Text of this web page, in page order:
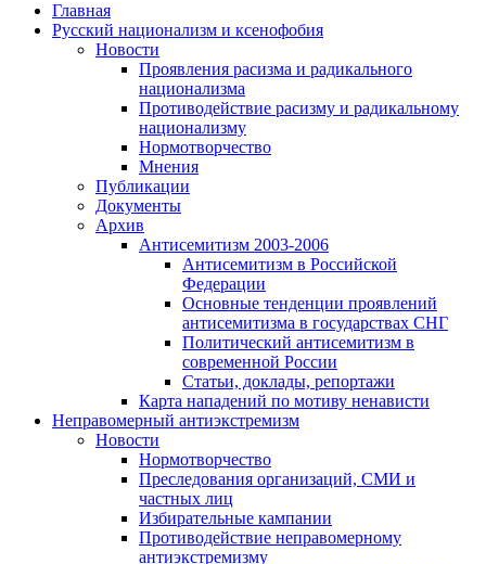
Главная
Русский национализм и ксенофобия
Новости
Проявления расизма и радикального
национализма
Противодействие расизму и радикальному
национализму
Нормотворчество
Мнения
Публикации
Документы
Архив
Антисемитизм 2003-2006
Антисемитизм в Российской
Федерации
Основные тенденции проявлений
антисемитизма в государствах СНГ
Политический антисемитизм в
современной России
Статьи, доклады, репортажи
Карта нападений по мотиву ненависти
Неправомерный антиэкстремизм
Новости
Нормотворчество
Преследования организаций, СМИ и
частных лиц
Избирательные кампании
Противодействие неправомерному
антиэкстремизму